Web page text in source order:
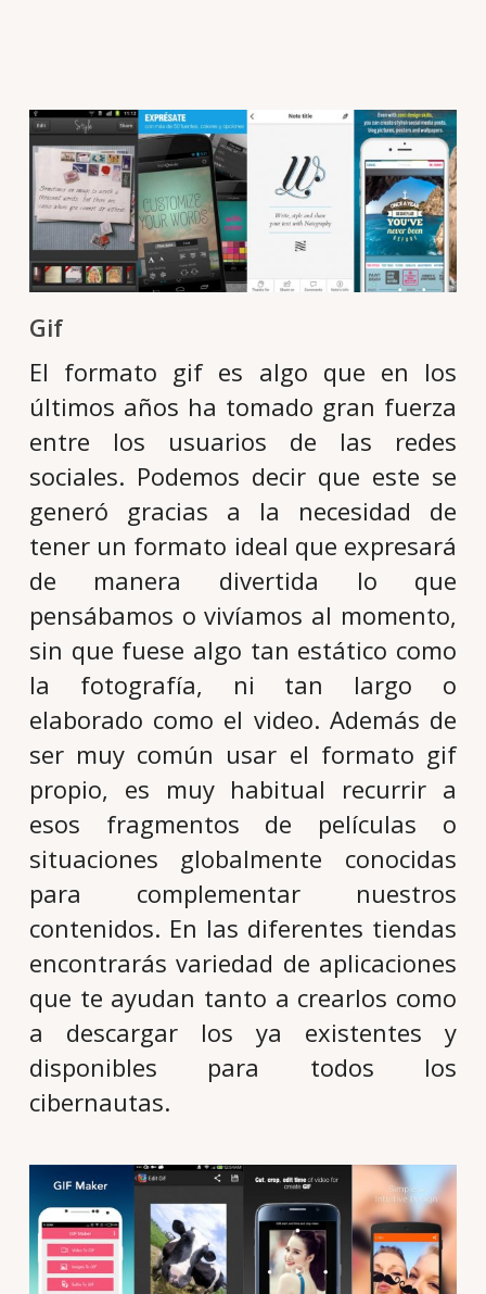
Gif
El formato gif es algo que en los
últimos años ha tomado gran fuerza
entre los usuarios de las redes
sociales. Podemos decir que este se
generó gracias a la necesidad de
tener un formato ideal que expresará
de manera divertida lo que
pensábamos o vivíamos al momento,
sin que fuese algo tan estático como
la fotografía, ni tan largo o
elaborado como el video. Además de
ser muy común usar el formato gif
propio, es muy habitual recurrir a
esos fragmentos de películas o
situaciones globalmente conocidas
para complementar nuestros
contenidos. En las diferentes tiendas
encontrarás variedad de aplicaciones
que te ayudan tanto a crearlos como
a descargar los ya existentes y
disponibles para todos los
cibernautas.